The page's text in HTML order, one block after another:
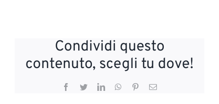
Condividi questo
contenuto, scegli tu dove!
Facebook
TwitterLinkedInWhatsApp
PinterestEmail